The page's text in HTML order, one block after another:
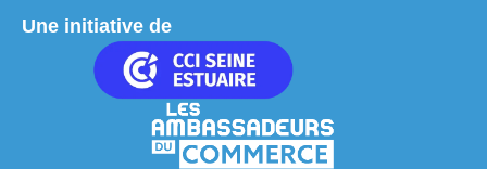
Une initiative de